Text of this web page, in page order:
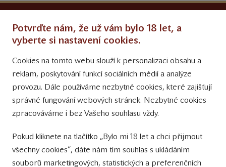
Obchodní podmínky
Přinášíme vám týdně
tipy na Facebooku
Sledujte nás
na Instagramu
Sledujte náš
YouTube kanál
Potvrďte nám, že už vám bylo 18 let, a
vyberte si nastavení cookies.
Cookies na tomto webu slouží k personalizaci obsahu a
reklam, poskytování funkcí sociálních médií a analýze
provozu. Dále používáme nezbytné cookies, které zajišťují
správné fungování webových stránek. Nezbytné cookies
zpracováváme i bez Vašeho souhlasu vždy.
Pokud kliknete na tlačítko „Bylo mi 18 let a chci přijmout
všechny cookies“, dáte nám tím souhlas s ukládáním
souborů marketingových, statistických a preferenčních